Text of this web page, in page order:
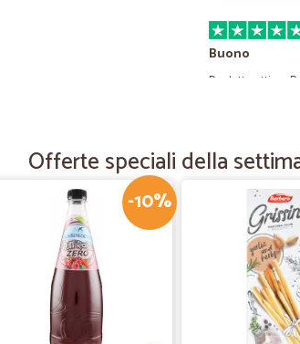
Buono
Prodotto ottimo
Prodotti
Prodotti arrivati
tutto ok
tutto ok ottimo
Offerte speciali della
-10%